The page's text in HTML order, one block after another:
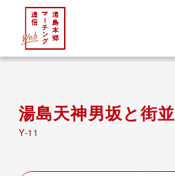
湯島天神男坂と街並
Y-11